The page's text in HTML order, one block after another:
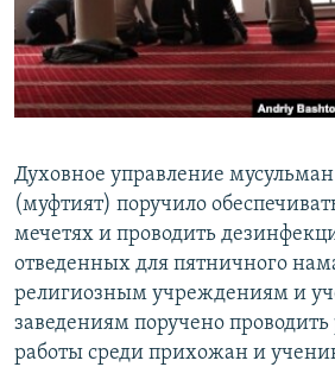
Духовное управление
(муфтият) поручило
мечетях и проводить
отведенных для пятничного
религиозным учреждениям и
заведениям поручено
работы среди прихожан и